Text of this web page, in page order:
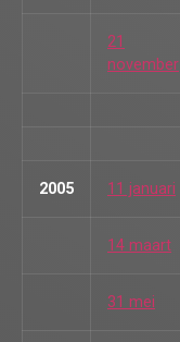
21
november
2005 11 januari
14 maart
31 mei